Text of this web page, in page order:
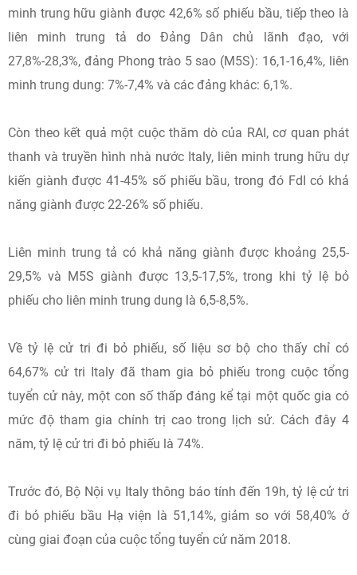
minh trung hữu giành được 42,6% số phiếu bầu, tiếp theo là
liên minh trung tả do Đảng Dân chủ lãnh đạo, với
27,8%-28,3%, đảng Phong trào 5 sao (M5S): 16,1-16,4%, liên
minh trung dung: 7%-7,4% và các đảng khác: 6,1%.
Còn theo kết quả một cuộc thăm dò của RAI, cơ quan phát
thanh và truyền hình nhà nước Italy, liên minh trung hữu dự
kiến giành được 41-45% số phiếu bầu, trong đó FdI có khả
năng giành được 22-26% số phiếu.
Liên minh trung tả có khả năng giành được khoảng 25,5-
29,5% và M5S giành được 13,5-17,5%, trong khi tỷ lệ bỏ
phiếu cho liên minh trung dung là 6,5-8,5%.
Về tỷ lệ cử tri đi bỏ phiếu, số liệu sơ bộ cho thấy chỉ có
64,67% cử tri Italy đã tham gia bỏ phiếu trong cuộc tổng
tuyển cử này, một con số thấp đáng kể tại một quốc gia có
mức độ tham gia chính trị cao trong lịch sử. Cách đây 4
năm, tỷ lệ cử tri đi bỏ phiếu là 74%.
Trước đó, Bộ Nội vụ Italy thông báo tính đến 19h, tỷ lệ cử tri
đi bỏ phiếu bầu Hạ viện là 51,14%, giảm so với 58,40% ở
cùng giai đoạn của cuộc tổng tuyển cử năm 2018.